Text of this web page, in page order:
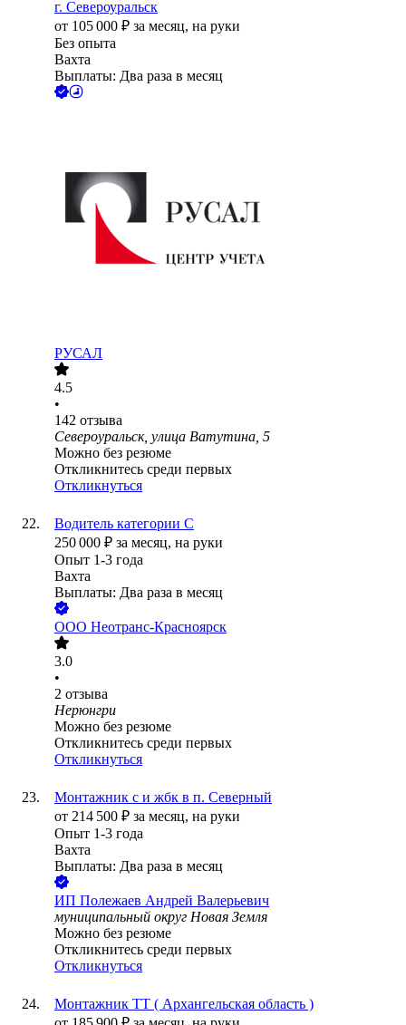
г. Североуральск
от 105 000 ₽ за месяц, на руки
Без опыта
Вахта
Выплаты: Два раза в месяц
РУСАЛ
4.5
•
142 отзыва
Североуральск, улица Ватутина, 5
Можно без резюме
Откликнитесь среди первых
Откликнуться
Водитель категории С
250 000 ₽ за месяц, на руки
Опыт 1-3 года
Вахта
Выплаты: Два раза в месяц
ООО Неотранс-Красноярск
3.0
•
2 отзыва
Нерюнгри
Можно без резюме
Откликнитесь среди первых
Откликнуться
Монтажник с и жбк в п. Северный
от 214 500 ₽ за месяц, на руки
Опыт 1-3 года
Вахта
Выплаты: Два раза в месяц
ИП Полежаев Андрей Валерьевич
муниципальный округ Новая Земля
Можно без резюме
Откликнитесь среди первых
Откликнуться
Монтажник ТТ ( Архангельская область )